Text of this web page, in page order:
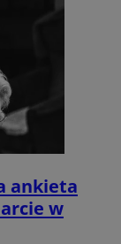
ankieta
w